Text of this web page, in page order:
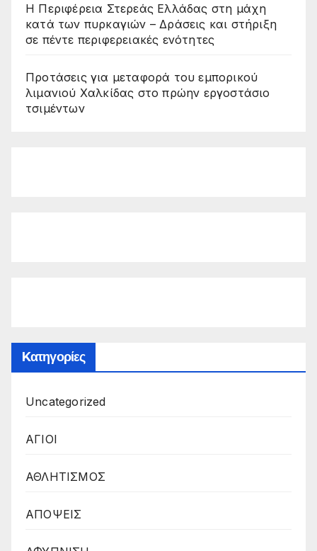
Η Περιφέρεια Στερεάς Ελλάδας στη μάχη
κατά των πυρκαγιών – Δράσεις και στήριξη
σε πέντε περιφερειακές ενότητες
Προτάσεις για μεταφορά του εμπορικού
λιμανιού Χαλκίδας στο πρώην εργοστάσιο
τσιμέντων
Kατηγορίες
Uncategorized
ΑΓΙΟΙ
ΑΘΛΗΤΙΣΜΟΣ
ΑΠΟΨΕΙΣ